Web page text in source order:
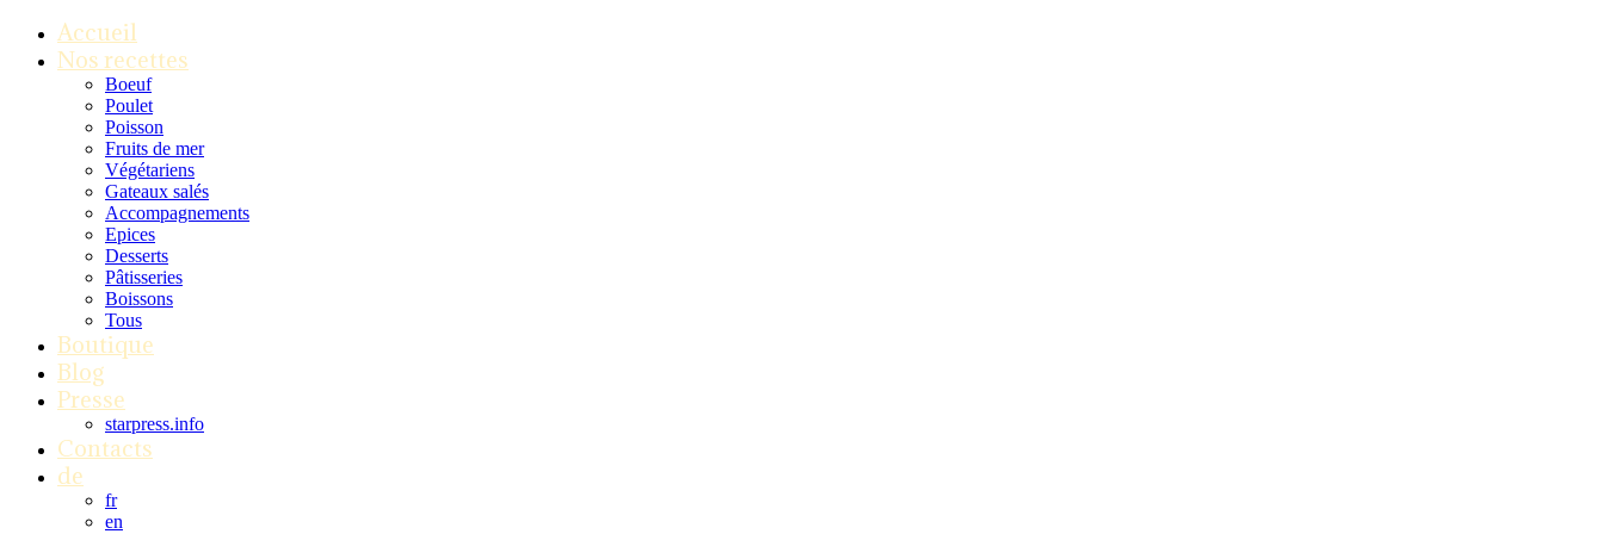
Accueil
Nos recettes
Boeuf
Poulet
Poisson
Fruits de mer
Végétariens
Gateaux salés
Accompagnements
Epices
Desserts
Pâtisseries
Boissons
Tous
Boutique
Blog
Presse
starpress.info
Contacts
de
fr
en